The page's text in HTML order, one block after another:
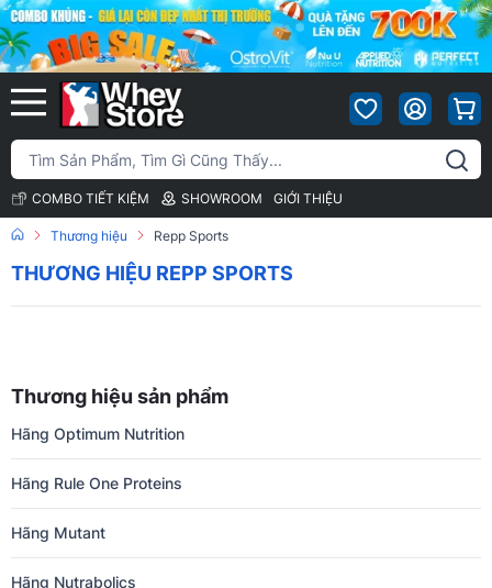
COMBO TIẾT KIỆM SHOWROOM GIỚI THIỆU
Thương hiệu Repp Sports
Thương hiệu sản phẩm
Hãng Optimum Nutrition
Hãng Rule One Proteins
Hãng Mutant
Hãng Nutrabolics
THƯƠNG HIỆU REPP SPORTS